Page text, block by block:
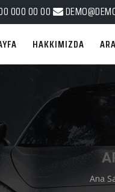
000 00 00
HAKKIMIZDA
Ana